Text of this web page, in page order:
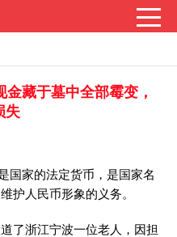
藏于墓中全部霉变，
失
家的法定货币，是国家名
护人民币形象的义务。
浙江宁波一位老人，因担